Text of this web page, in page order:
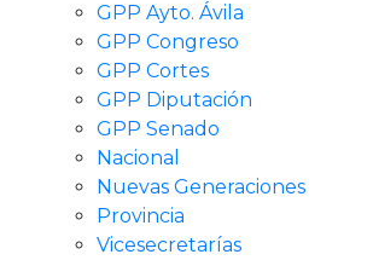
GPP Ayto. Ávila
GPP Congreso
GPP Cortes
GPP Diputación
GPP Senado
Nacional
Nuevas Generaciones
Provincia
Vicesecretarías